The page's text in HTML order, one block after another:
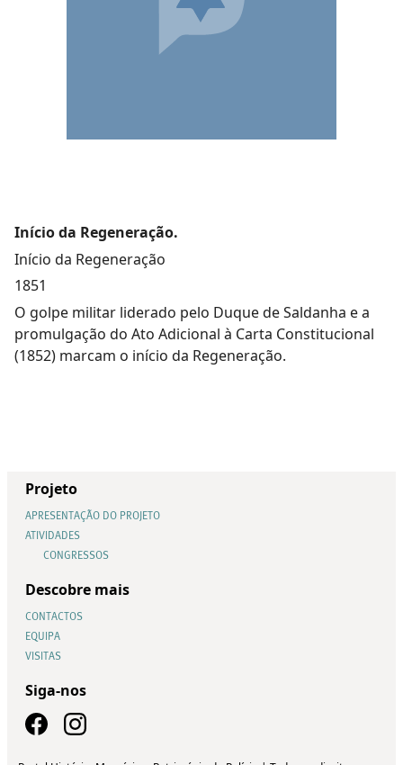
Início da Regeneração.
Início da Regeneração
1851
O golpe militar liderado pelo Duque de Saldanha e a
promulgação do Ato Adicional à Carta Constitucional
(1852) marcam o início da Regeneração.
Projeto
APRESENTAÇÃO DO PROJETO
ATIVIDADES
CONGRESSOS
Descobre mais
CONTACTOS
EQUIPA
VISITAS
Siga-nos